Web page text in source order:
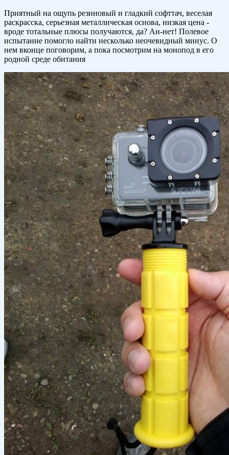
Приятный на ощупь резиновый и гладкий софттач, веселая
раскрасска, серьезная металлическая основа, низкая цена -
вроде тотальные плюсы получаются, да? Ан-нет! Полевое
испытание помогло найти несколько неочевидный минус. О
нем вконце поговорим, а пока посмотрим на монопод в его
родной среде обитания